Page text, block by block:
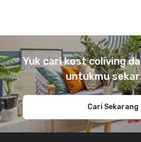
Yuk cari kost coliving
untukmu
Cari Sekarang